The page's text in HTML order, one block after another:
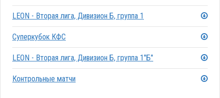
LEON - Вторая лига, Дивизион Б, группа 1
Суперкубок КФС
LEON - Вторая лига, Дивизион Б, группа 1"Б"
Контрольные матчи